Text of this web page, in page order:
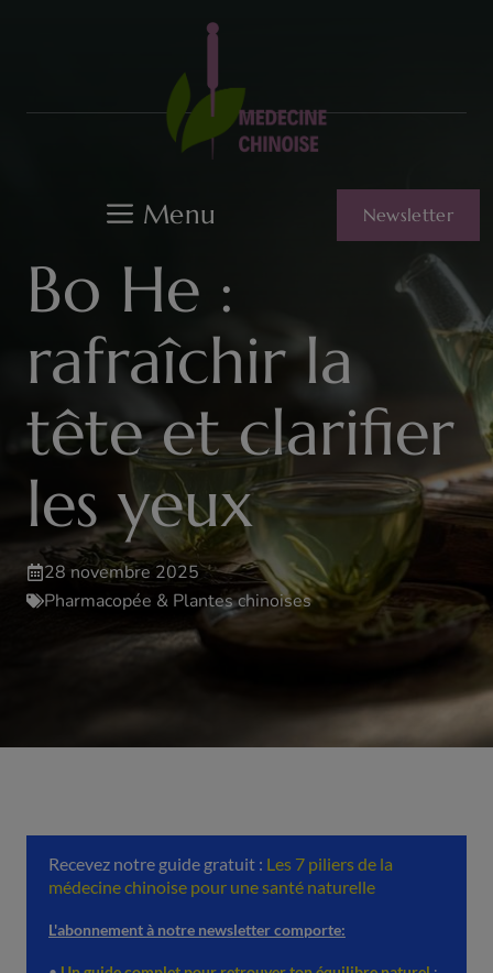
Menu Newsletter
Bo He :
rafraîchir la
tête et clarifier
les yeux
28 novembre 2025
Pharmacopée & Plantes chinoises